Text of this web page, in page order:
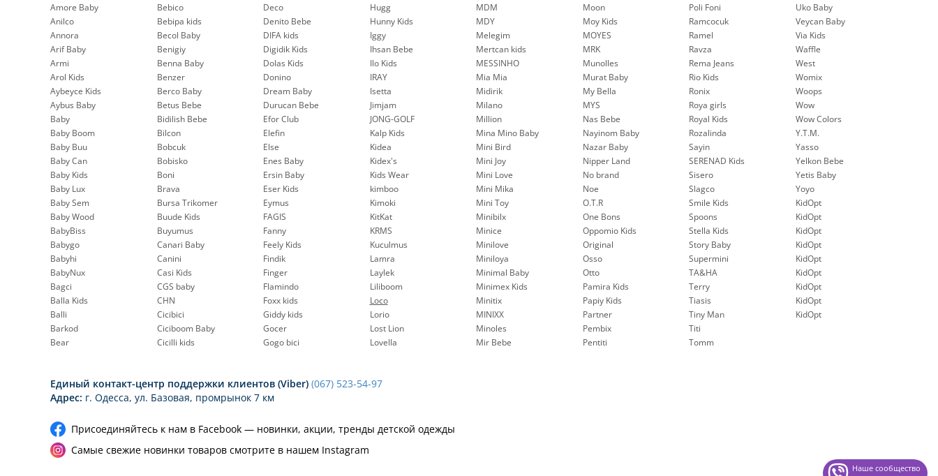
Amore Baby
Anilco
Annora
Arif Baby
Armi
Arol Kids
Aybeyce Kids
Aybus Baby
Baby
Baby Boom
Baby Buu
Baby Can
Baby Kids
Baby Lux
Baby Sem
Baby Wood
BabyBiss
Babygo
Babyhi
BabyNux
Bagci
Balla Kids
Balli
Barkod
Bear
Bebico
Bebipa kids
Becol Baby
Benigiy
Benna Baby
Benzer
Berco Baby
Betus Bebe
Bidilish Bebe
Bilcon
Bobcuk
Bobisko
Boni
Brava
Bursa Trikomer
Buude Kids
Buyumus
Canari Baby
Canini
Casi Kids
CGS baby
CHN
Cicibici
Ciciboom Baby
Cicilli kids
Deco
Denito Bebe
DIFA kids
Digidik Kids
Dolas Kids
Donino
Dream Baby
Durucan Bebe
Efor Club
Elefin
Else
Enes Baby
Ersin Baby
Eser Kids
Eymus
FAGIS
Fanny
Feely Kids
Findik
Finger
Flamindo
Foxx kids
Giddy kids
Gocer
Gogo bici
Hugg
Hunny Kids
Iggy
Ihsan Bebe
Ilo Kids
IRAY
Isetta
Jimjam
JONG-GOLF
Kalp Kids
Kidea
Kidex's
Kids Wear
kimboo
Kimoki
KitKat
KRMS
Kuculmus
Lamra
Laylek
Liliboom
Loco
Lorio
Lost Lion
Lovella
MDM
MDY
Melegim
Mertcan kids
MESSINHO
Mia Mia
Midirik
Milano
Million
Mina Mino Baby
Mini Bird
Mini Joy
Mini Love
Mini Mika
Mini Toy
Minibilx
Minice
Minilove
Miniloya
Minimal Baby
Minimex Kids
Minitix
MINIXX
Minoles
Mir Bebe
Moon
Moy Kids
MOYES
MRK
Munolles
Murat Baby
My Bella
MYS
Nas Bebe
Nayinom Baby
Nazar Baby
Nipper Land
No brand
Noe
O.T.R
One Bons
Oppomio Kids
Original
Osso
Otto
Pamira Kids
Papiy Kids
Partner
Pembix
Pentiti
Poli Foni
Ramcocuk
Ramel
Ravza
Rema Jeans
Rio Kids
Ronix
Roya girls
Royal Kids
Rozalinda
Sayin
SERENAD Kids
Sisero
Slagco
Smile Kids
Spoons
Stella Kids
Story Baby
Supermini
TA&HA
Terry
Tiasis
Tiny Man
Titi
Tomm
Uko Baby
Veycan Baby
Via Kids
Waffle
West
Womix
Woops
Wow
Wow Colors
Y.T.M.
Yasso
Yelkon Bebe
Yetis Baby
Yoyo
KidOpt
KidOpt
KidOpt
KidOpt
KidOpt
KidOpt
KidOpt
KidOpt
KidOpt
Единый контакт-центр поддержки клиентов (Viber) (067) 523-54-97
Адрес: г. Одесса, ул. Базовая, промрынок 7 км
Присоединяйтесь к нам в Facebook — новинки, акции, тренды детской одежды
Самые свежие новинки товаров смотрите в нашем Instagram
Наше сообщество